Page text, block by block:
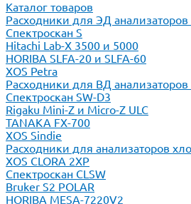
Каталог товаров
Расходники для ЭД анализаторов
Спектроскан S
Hitachi Lab-X 3500 и 5000
HORIBA SLFA-20 и SLFA-60
XOS Petra
Расходники для ВД анализаторов
Спектроскан SW-D3
Rigaku Mini-Z и Micro-Z ULC
TANAKA FX-700
XOS Sindie
Расходники для анализаторов
XOS CLORA 2XP
Спектроскан CLSW
Bruker S2 POLAR
HORIBA MESA-7220V2